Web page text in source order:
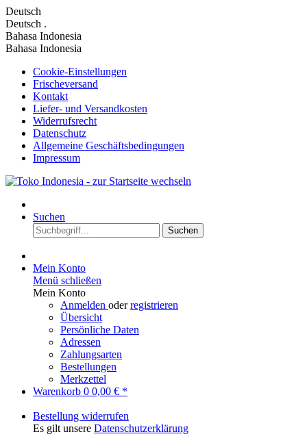
Deutsch
Deutsch .
Bahasa Indonesia
Bahasa Indonesia
Cookie-Einstellungen
Frischeversand
Kontakt
Liefer- und Versandkosten
Widerrufsrecht
Datenschutz
Allgemeine Geschäftsbedingungen
Impressum
Suchen
Suchen
Mein Konto
Menü schließen
Mein Konto
Anmelden oderregistrieren
Übersicht
Persönliche Daten
Adressen
Zahlungsarten
Bestellungen
Merkzettel
Warenkorb 0 0,00 € *
Bestellung widerrufen
Es gilt unsere Datenschutzerklärung